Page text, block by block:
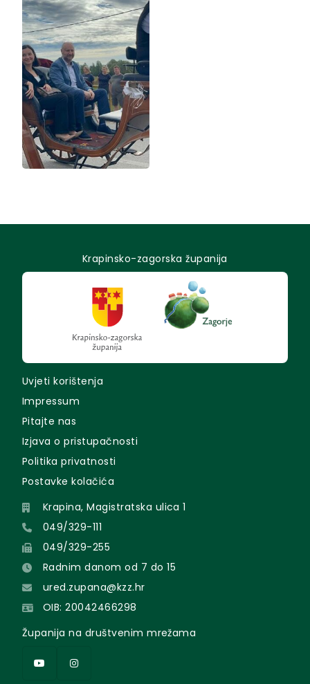
Krapinsko-zagorska županija
Uvjeti korištenja
Impressum
Pitajte nas
Izjava o pristupačnosti
Politika privatnosti
Postavke kolačića
Krapina, Magistratska ulica 1
049/329-111
049/329-255
Radnim danom od 7 do 15
ured.zupana@kzz.hr
OIB: 20042466298
Županija na društvenim mrežama